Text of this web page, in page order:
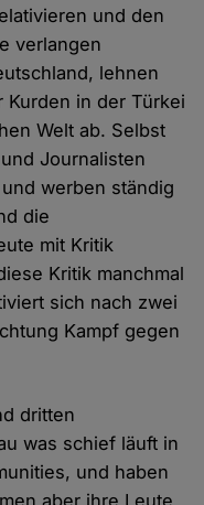
und den
verlangen
lehnen
in der Türkei
Welt ab. Selbst
Journalisten
werben ständig
die
mit Kritik
Kritik manchmal
sich nach zwei
Kampf gegen
dritten
was schief läuft in
und haben